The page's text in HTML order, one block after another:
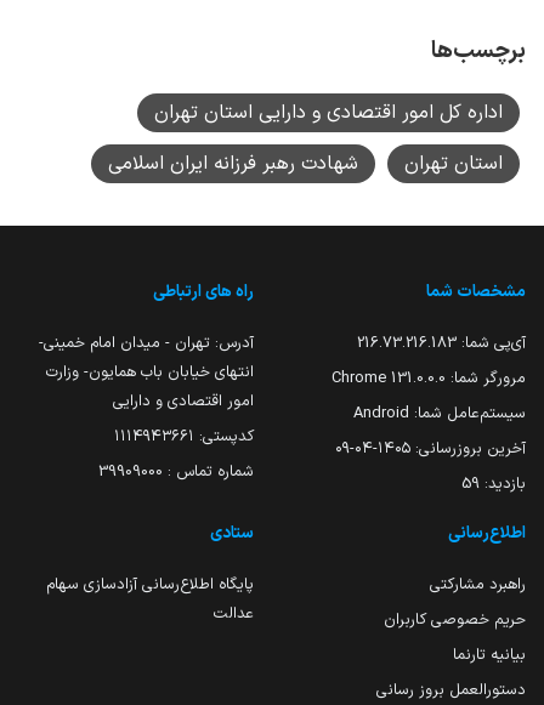
برچسب‌ها
اداره کل امور اقتصادی و دارایی استان تهران
استان تهران
شهادت رهبر فرزانه ایران اسلامی
مشخصات شما
آی‌پی شما: 216.73.216.183
مرورگر شما: 131.0.0.0 Chrome
سیستم‌عامل شما: Android
آخرین بروزرسانی: ۱۴۰۵-۰۴-۰۹
بازدید: 59
راه های ارتباطی
آدرس: تهران - میدان امام خمینی-
انتهای خیابان باب همایون- وزارت
امور اقتصادی و دارایی
کدپستی: ۱۱۱۴۹۴۳۶۶۱
شماره تماس : 39909000
اطلاع‌رسانی
راهبرد مشارکتی
حریم خصوصی کاربران
بیانیه تارنما
دستورالعمل بروز رسانی
ستادی
پایگاه اطلاع‌رسانی آزادسازی سهام
عدالت